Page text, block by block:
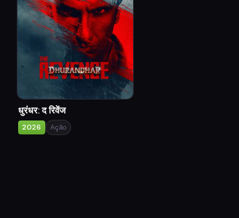
धुरंधर: द रिवेंज
2026 Ação